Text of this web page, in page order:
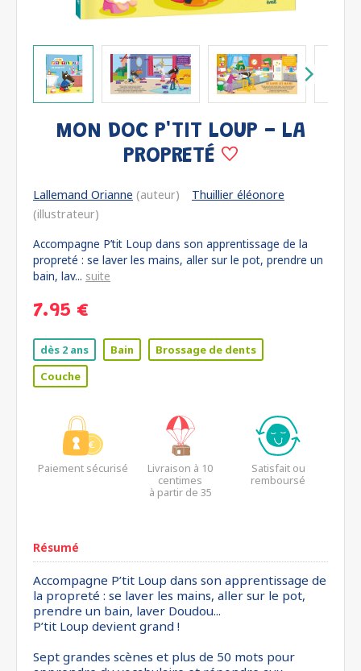
MON DOC P'TIT LOUP - LA
PROPRETÉ
Lallemand Orianne (auteur)
Thuillier éléonore
(illustrateur)
Accompagne P’tit Loup dans son apprentissage de la
propreté : se laver les mains, aller sur le pot, prendre un
bain, lav... suite
7.95 €
dès 2 ans Bain
Brossage de dents
Couche
Paiement sécurisé
Livraison à 10
centimes
à partir de 35
Satisfait ou
remboursé
Résumé
Accompagne P’tit Loup dans son apprentissage de
la propreté : se laver les mains, aller sur le pot,
prendre un bain, laver Doudou...
P’tit Loup devient grand !
Sept grandes scènes et plus de 50 mots pour